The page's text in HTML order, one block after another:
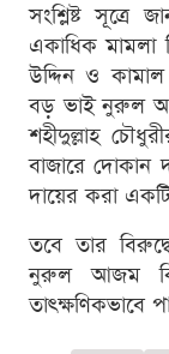
সংশ্লিষ্ট
একাধিক মামলা
উদ্দিন ও
বড় ভাই নুরুল
শহীদুল্লাহ
বাজারে দোকান
দায়ের করা একটি
তবে তার
নুরুল আজম
তাৎক্ষণিকভাবে